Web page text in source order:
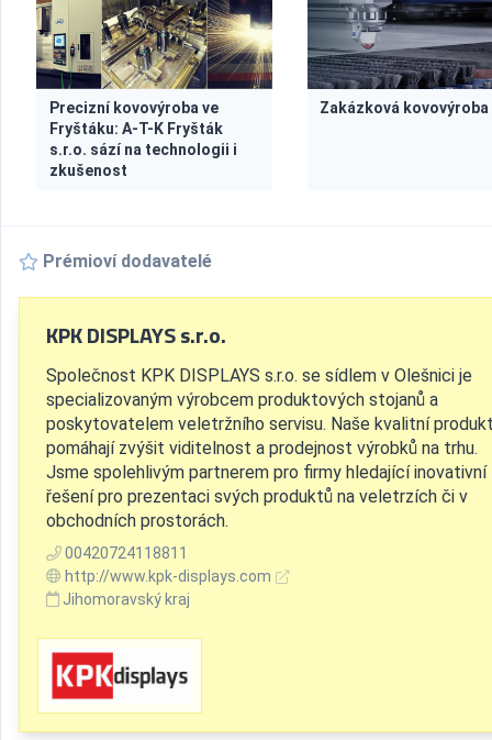
Precizní kovovýroba ve
Fryštáku: A-T-K Fryšták
s.r.o. sází na technologii i
zkušenost
Zakázková kovovýroba
Prémioví dodavatelé
KPK DISPLAYS s.r.o.
Společnost KPK DISPLAYS s.r.o. se sídlem v Olešnici je
specializovaným výrobcem produktových stojanů a
poskytovatelem veletržního servisu. Naše kvalitní
pomáhají zvýšit viditelnost a prodejnost výrobků na trhu.
Jsme spolehlivým partnerem pro firmy hledající inovativní
řešení pro prezentaci svých produktů na veletrzích či v
obchodních prostorách.
00420724118811
http://www.kpk-displays.com
Jihomoravský kraj